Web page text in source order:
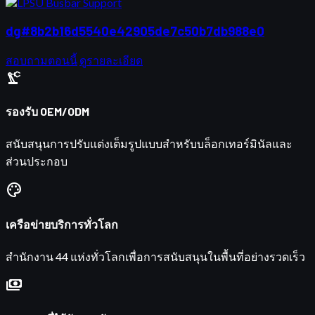
dg#8b2b16d5540e42905de7c50b7db988e0
สอบถามตอนนี้ ดูรายละเอียด
precision_manufacturing
รองรับ OEM/ODM
สนับสนุนการปรับแต่งเต็มรูปแบบสำหรับบล็อกเทอร์มินัลและ
ส่วนประกอบ
palette
เครือข่ายบริการทั่วโลก
สำนักงาน 44 แห่งทั่วโลกเพื่อการสนับสนุนในพื้นที่อย่างรวดเร็ว
payments